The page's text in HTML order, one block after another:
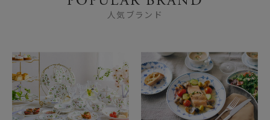
人気ブランド